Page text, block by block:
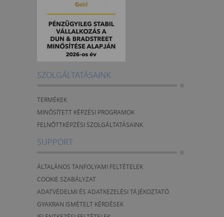
SZOLGÁLTATÁSAINK
TERMÉKEK
MINŐSÍTETT KÉPZÉSI PROGRAMOK
FELNŐTTKÉPZÉSI SZOLGÁLTATÁSAINK
SUPPORT
ÁLTALÁNOS TANFOLYAMI FELTÉTELEK
COOKIE SZABÁLYZAT
ADATVÉDELMI ÉS ADATKEZELÉSI TÁJÉKOZTATÓ
GYAKRAN ISMÉTELT KÉRDÉSEK